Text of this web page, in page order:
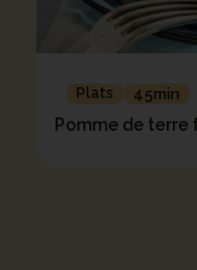
Plats 45min
Pomme de terre